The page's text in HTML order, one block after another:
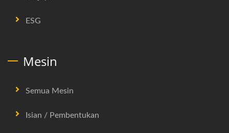
ESG
Mesin
Semua Mesin
Isian / Pembentukan